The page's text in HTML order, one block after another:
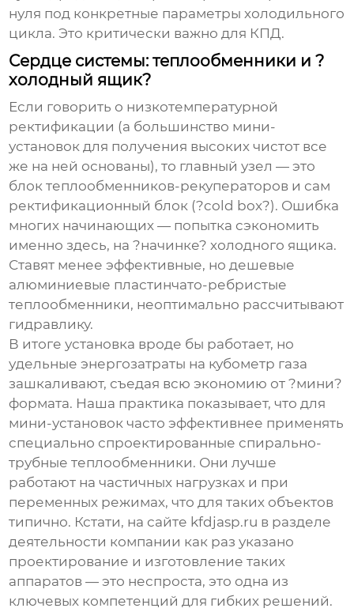
нуля под конкретные параметры холодильного
цикла. Это критически важно для КПД.
Сердце системы: теплообменники и ?
холодный ящик?
Если говорить о низкотемпературной
ректификации (а большинство мини-
установок для получения высоких чистот все
же на ней основаны), то главный узел — это
блок теплообменников-рекуператоров и сам
ректификационный блок (?cold box?). Ошибка
многих начинающих — попытка сэкономить
именно здесь, на ?начинке? холодного ящика.
Ставят менее эффективные, но дешевые
алюминиевые пластинчато-ребристые
теплообменники, неоптимально рассчитывают
гидравлику.
В итоге установка вроде бы работает, но
удельные энергозатраты на кубометр газа
зашкаливают, съедая всю экономию от ?мини?
формата. Наша практика показывает, что для
мини-установок часто эффективнее применять
специально спроектированные спирально-
трубные теплообменники. Они лучше
работают на частичных нагрузках и при
переменных режимах, что для таких объектов
типично. Кстати, на сайте kfdjasp.ru в разделе
деятельности компании как раз указано
проектирование и изготовление таких
аппаратов — это неспроста, это одна из
ключевых компетенций для гибких решений.